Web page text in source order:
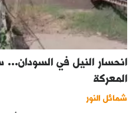
انحسار النيل في
المعركة
شمائل النور